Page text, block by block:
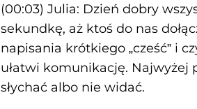
(00:03) Julia: Dzień dobry
sekundkę, aż ktoś do nas
napisania krótkiego „cześć” i
ułatwi komunikację. Najwyżej
słychać albo nie widać.